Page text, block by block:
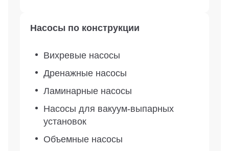
Насосы по конструкции
Вихревые насосы
Дренажные насосы
Ламинарные насосы
Насосы для вакуум-выпарных
установок
Объемные насосы